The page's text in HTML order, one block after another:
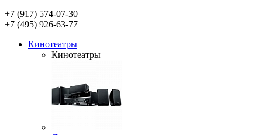
+7 (917) 574-07-30
+7 (495) 926-63-77
Кинотеатры
Кинотеатры